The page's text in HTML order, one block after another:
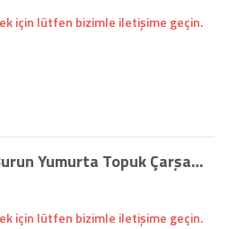
için lütfen bizimle iletişime geçin.
Tam Sivri Burun Yumurta Topuk Çarşamba Ayakkabısı (107)
için lütfen bizimle iletişime geçin.